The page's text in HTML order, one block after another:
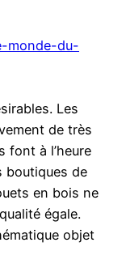
monde-du-
Les
de très
font à l’heure
boutiques de
en bois ne
égale.
objet